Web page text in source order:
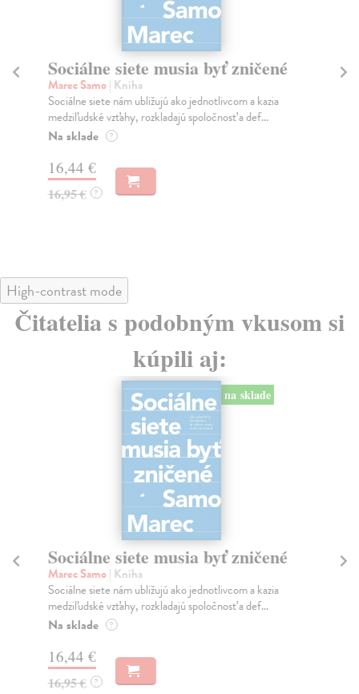
Sociálne siete musia byť zničené
Marec Samo| Kniha
Sociálne siete nám ubližujú ako jednotlivcom a kazia
medziľudské vzťahy, rozkladajú spoločnosť a def...
Na sklade ?
16,44 €
16,95 € ?
High-contrast mode
Čitatelia s podobným vkusom si
kúpili aj:
na sklade
Sociálne siete musia byť zničené
Marec Samo| Kniha
Sociálne siete nám ubližujú ako jednotlivcom a kazia
medziľudské vzťahy, rozkladajú spoločnosť a def...
Na sklade ?
16,44 €
16,95 € ?